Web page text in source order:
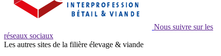
Nous suivre sur les
réseaux sociaux
Les autres sites de la filière élevage & viande